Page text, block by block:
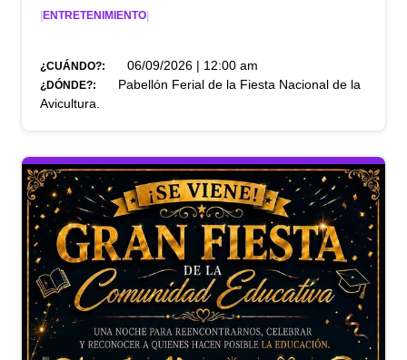
ENTRETENIMIENTO
¿CUÁNDO?: 06/09/2026 | 12:00 am
¿DÓNDE?:
Pabellón Ferial de la Fiesta Nacional de la
Avicultura.